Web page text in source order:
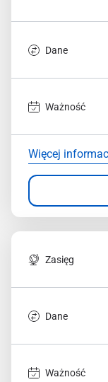
Dane
Ważność
Więcej
Zasięg
Dane
Ważność